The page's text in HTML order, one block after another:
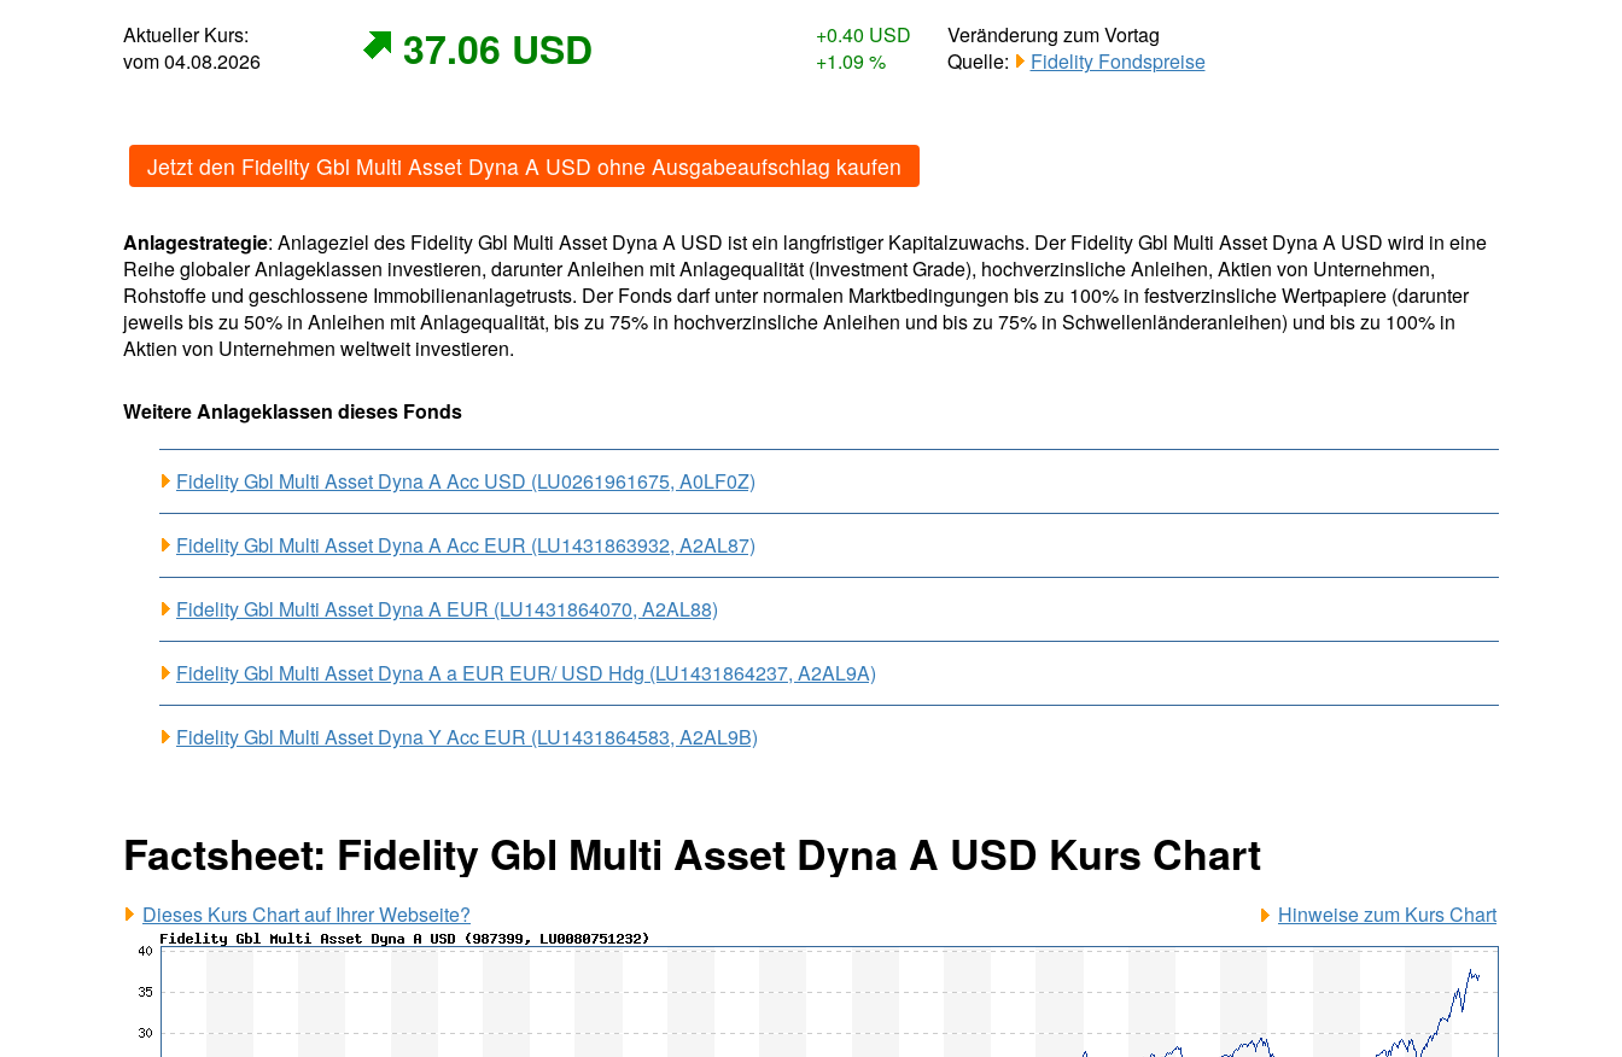
Aktueller Kurs:
vom 04.08.2026
37.06 USD
+0.40 USD
+1.09 %
Veränderung zum Vortag
Quelle:
Fidelity Fondspreise
Jetzt den Fidelity Gbl Multi Asset Dyna A USD ohne Ausgabeaufschlag kaufen
Anlagestrategie: Anlageziel des Fidelity Gbl Multi Asset Dyna A USD ist ein langfristiger Kapitalzuwachs. Der Fidelity Gbl Multi Asset Dyna A USD wird in eine
Reihe globaler Anlageklassen investieren, darunter Anleihen mit Anlagequalität (Investment Grade), hochverzinsliche Anleihen, Aktien von Unternehmen,
Rohstoffe und geschlossene Immobilienanlagetrusts. Der Fonds darf unter normalen Marktbedingungen bis zu 100% in festverzinsliche Wertpapiere (darunter
jeweils bis zu 50% in Anleihen mit Anlagequalität, bis zu 75% in hochverzinsliche Anleihen und bis zu 75% in Schwellenländeranleihen) und bis zu 100% in
Aktien von Unternehmen weltweit investieren.
Weitere Anlageklassen dieses Fonds
Fidelity Gbl Multi Asset Dyna A Acc USD (LU0261961675, A0LF0Z)
Fidelity Gbl Multi Asset Dyna A Acc EUR (LU1431863932, A2AL87)
Fidelity Gbl Multi Asset Dyna A EUR (LU1431864070, A2AL88)
Fidelity Gbl Multi Asset Dyna A a EUR EUR/ USD Hdg (LU1431864237, A2AL9A)
Fidelity Gbl Multi Asset Dyna Y Acc EUR (LU1431864583, A2AL9B)
Factsheet: Fidelity Gbl Multi Asset Dyna A USD Kurs Chart
Dieses Kurs Chart auf Ihrer Webseite? Hinweise zum Kurs Chart